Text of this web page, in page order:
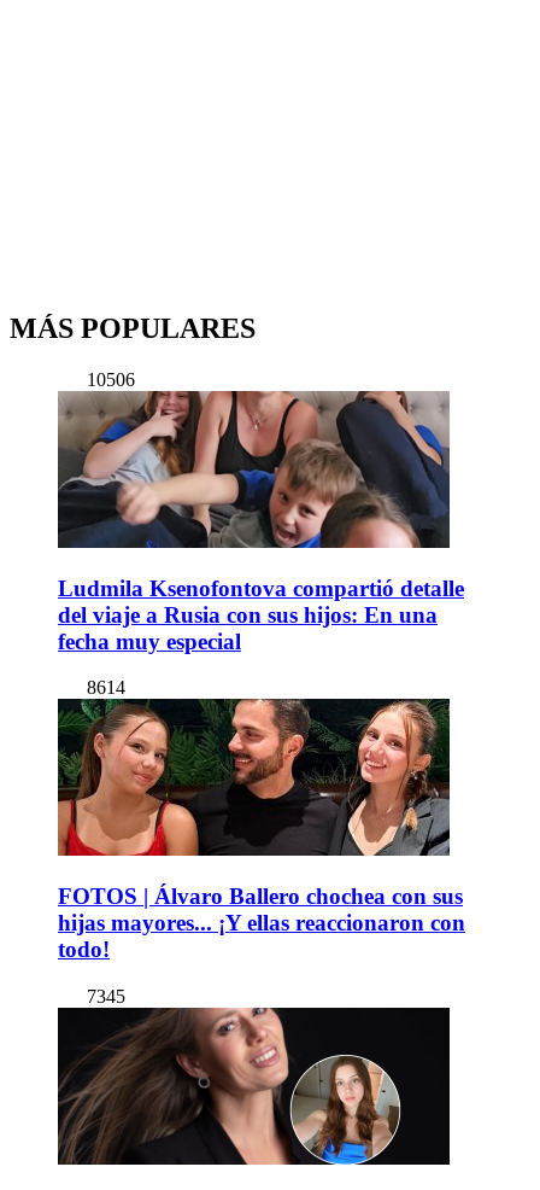
MÁS POPULARES
10506
Ludmila Ksenofontova compartió detalle
del viaje a Rusia con sus hijos: En una
fecha muy especial
8614
FOTOS | Álvaro Ballero chochea con sus
hijas mayores... ¡Y ellas reaccionaron con
todo!
7345